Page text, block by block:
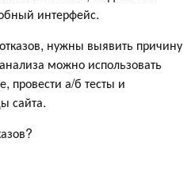
интерфейс.
нужны выявить причину
можно использовать
провести а/б тесты и
сайта.